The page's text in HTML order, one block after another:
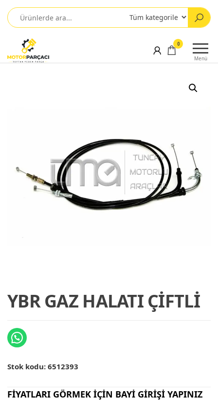
Menü
0
YBR GAZ HALATI ÇİFTLİ
Stok kodu: 6512393
FİYATLARI GÖRMEK İÇİN BAYİ GİRİŞİ YAPINIZ